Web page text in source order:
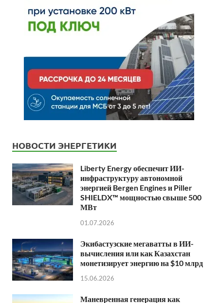
НОВОСТИ ЭНЕРГЕТИКИ
Liberty Energy обеспечит ИИ-
инфраструктуру автономной
энергией Bergen Engines и Piller
SHIELDX™ мощностью свыше 500
МВт
01.07.2026
Экибастузские мегаватты в ИИ-
вычисления или как Казахстан
монетизирует энергию на $10 млрд
15.06.2026
Маневренная генерация как